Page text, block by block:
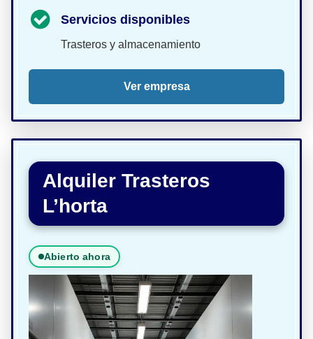
Servicios disponibles
Trasteros y almacenamiento
Ver empresa
Alquiler Trasteros
L’horta
Abierto ahora